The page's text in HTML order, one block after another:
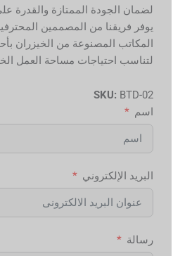
لضمان الجودة الممتازة والقدرة
يوفر فريقنا من المصممين
المكاتب المصنوعة من الخيزران
لتناسب احتياجات مساحة العمل
SKU: BTD-02
اسم
البريد الإلكتروني
رسالة